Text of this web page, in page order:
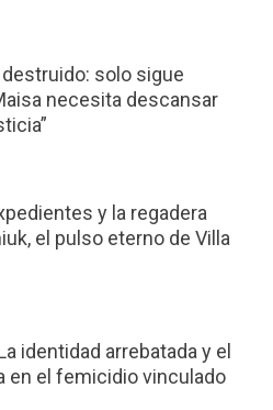
solo sigue
necesita descansar
y la regadera
el pulso eterno de Villa
identidad arrebatada y el
en el femicidio vinculado